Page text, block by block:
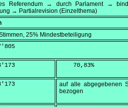
Referendum → durch Parlament →
→ Partialrevision (Einzelthema)
25% Mindestbeteiligung
    70,83
%
auf alle abgegebenen
bezogen